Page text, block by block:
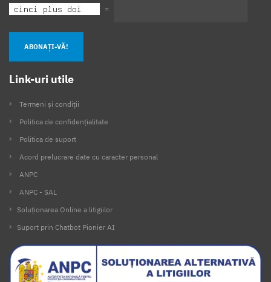
=
ABONAȚI-VĂ!
Link-uri utile
Termeni și condiții
Politica de confidențialitate
Politica de suport
Acord prelucrare date cu caracter personal
ANPC
ANPC - SAL
Soluționarea Online a litigiilor
Suport prin Chatbot Pionier AI